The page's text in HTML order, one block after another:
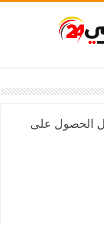
الحصول على